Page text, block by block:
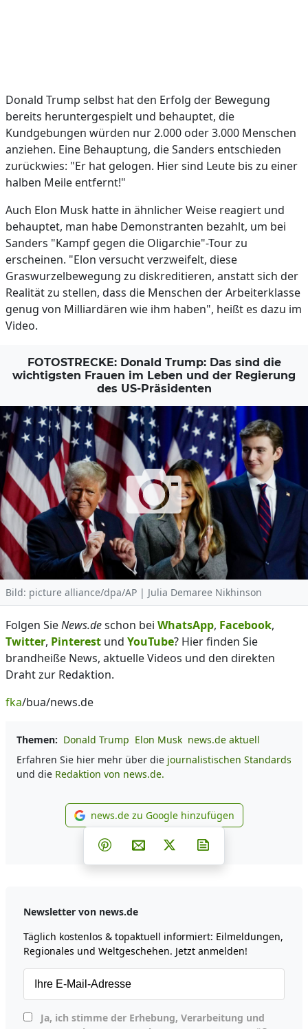
Donald Trump selbst hat den Erfolg der Bewegung
bereits heruntergespielt und behauptet, die
Kundgebungen würden nur 2.000 oder 3.000 Menschen
anziehen. Eine Behauptung, die Sanders entschieden
zurückwies: "Er hat gelogen. Hier sind Leute bis zu einer
halben Meile entfernt!"
Auch Elon Musk hatte in ähnlicher Weise reagiert und
behauptet, man habe Demonstranten bezahlt, um bei
Sanders "Kampf gegen die Oligarchie"-Tour zu
erscheinen. "Elon versucht verzweifelt, diese
Graswurzelbewegung zu diskreditieren, anstatt sich der
Realität zu stellen, dass die Menschen der Arbeiterklasse
genug von Milliardären wie ihm haben", heißt es dazu im
Video.
FOTOSTRECKE: Donald Trump: Das sind die
wichtigsten Frauen im Leben und der Regierung
des US-Präsidenten
Bild: picture alliance/dpa/AP | Julia Demaree Nikhinson
Folgen SieNews.deschon bei WhatsApp, Facebook,
Twitter, Pinterest und YouTube? Hier finden Sie
brandheiße News, aktuelle Videos und den direkten
Draht zur Redaktion.
fka/bua/news.de
Themen: Donald Trump Elon Musk news.de aktuell
Erfahren Sie hier mehr über die journalistischen Standards
und die Redaktion von news.de.
news.de zu Google
news.de zu Google hinzufügen
Teilen auf Facebook
Teilen auf Whatsapp
Teilen auf Telegram
Teilen auf Pinterest
Per E-Mail teilen
Post auf X
Newsletter von news.de
Täglich kostenlos & topaktuell informiert: Eilmeldungen,
Regionales und Weltgeschehen. Jetzt anmelden!